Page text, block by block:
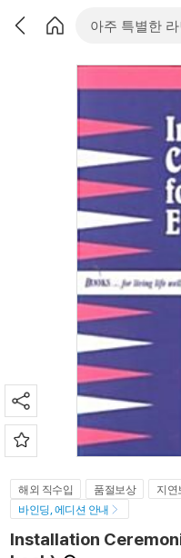
해외 직수입 품절보상 지연
바인딩, 에디션 안내
Installation